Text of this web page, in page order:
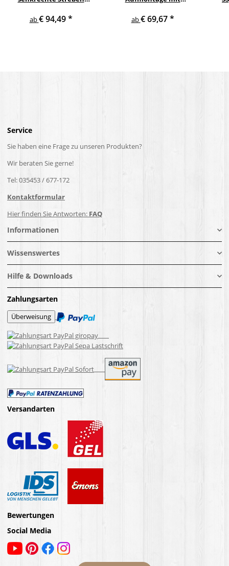
ab€ 94,49*
Querstreben
ab€ 69,67*
Service
Sie haben eine Frage zu unseren Produkten?
Wir beraten Sie gerne!
Tel: 035453 / 677-172
Kontaktformular
Hier finden Sie Antworten: FAQ
Informationen
Wissenswertes
Hilfe & Downloads
Zahlungsarten
Versandarten
Bewertungen
Social Media